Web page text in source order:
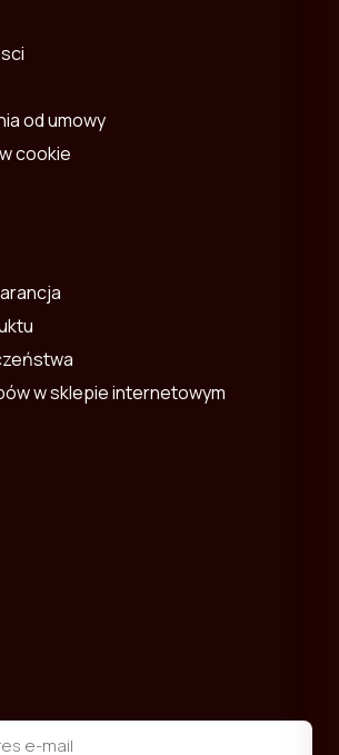
od umowy
cookie
w sklepie internetowym